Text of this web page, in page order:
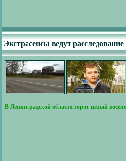
Экстрасенсы ведут
В Ленинградской области горит целый